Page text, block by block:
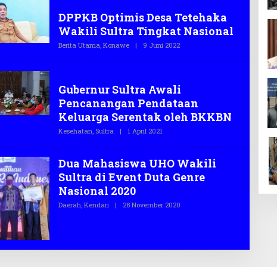
O
DPPKB Optimis Desa Tetehaka
Wakili Sultra Tingkat Nasional
Berita Utama, Konawe | 9 Juni 2022O
E
E
G
A
S
.
Gubernur Sultra Awali
Pencanangan Pendataan
Keluarga Serentak oleh BKKBN
Kesehatan, Sultra | 1 April 2021
E
T
G
.
Dua Mahasiswa UHO Wakili
Sultra di Event Duta Genre
Nasional 2020
Daerah, Kendari | 28 November 2020